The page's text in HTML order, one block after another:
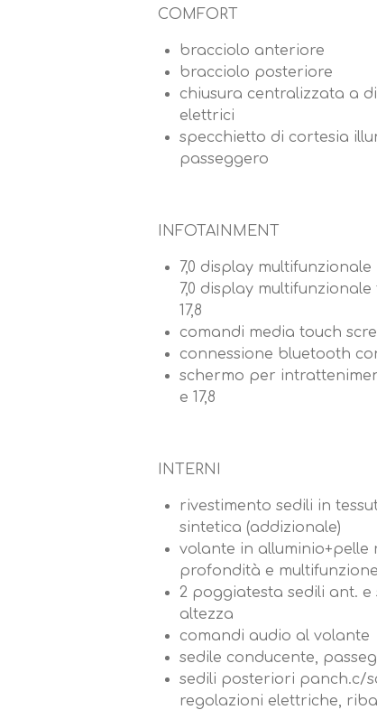
COMFORT
bracciolo anteriore
bracciolo posteriore
chiusura centralizzata a
elettrici
specchietto di cortesia
passeggero
INFOTAINMENT
7,0 display multifunzionale
7,0 display
17,8
comandi media touch
connessione bluetooth
schermo per
e 17,8
INTERNI
rivestimento sedili in
sintetica (addizionale)
volante in alluminio+pelle
profondità e multifunzione
2 poggiatesta sedili ant. e
altezza
comandi audio al volante
sedile conducente,
sedili posteriori panch.c/
regolazioni elettriche,